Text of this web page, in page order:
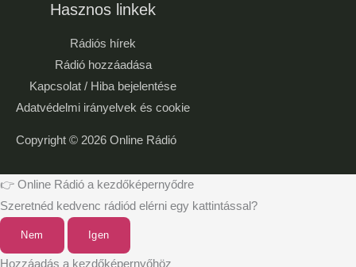
Hasznos linkek
Rádiós hírek
Rádió hozzáadása
Kapcsolat / Hiba bejelentése
Adatvédelmi irányelvek és cookie
Copyright © 2026 Online Rádió
👉 Online Rádió a kezdőképernyődre
Szeretnéd kedvenc rádiód elérni egy kattintással?
Nem Igen
Hozzáadás a kezdőképernyőhöz